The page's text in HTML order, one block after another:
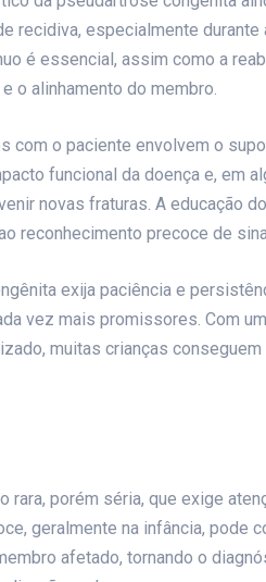
recidiva, especialmente
é essencial, assim como a
o alinhamento do membro.
com o paciente envolvem o
funcional da doença e, em
novas fraturas. A educação
reconhecimento precoce de
exija paciência e
vez mais promissores. Com
muitas crianças
rara, porém séria, que exige
geralmente na infância, pode
afetado, tornando o